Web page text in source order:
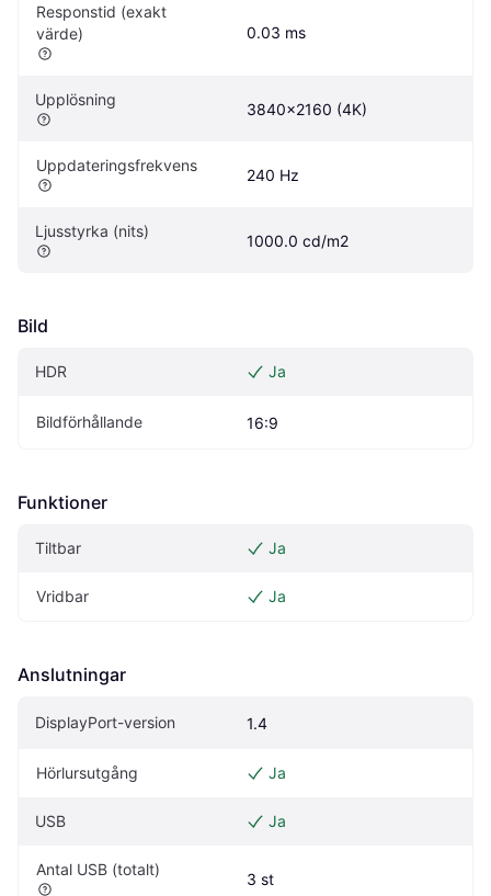
Responstid (exakt
värde)
0.03 ms
Upplösning
3840x2160 (4K)
Uppdateringsfrekvens
240 Hz
Ljusstyrka (nits)
1000.0 cd/m2
Bild
HDR Ja
Bildförhållande 16:9
Funktioner
Tiltbar Ja
Vridbar Ja
Anslutningar
DisplayPort-version 1.4
Hörlursutgång Ja
USB Ja
Antal USB (totalt)
3 st